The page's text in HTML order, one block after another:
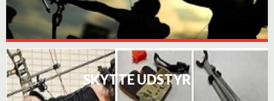
SKYTTE UDSTYR